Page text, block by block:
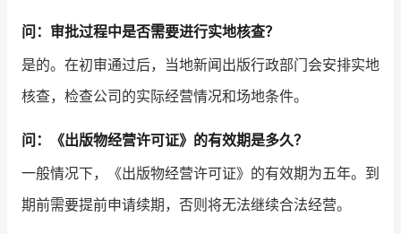
问：审批过程中是否需要进行实地核查？
是的。在初审通过后，当地新闻出版行政部门会安排实地
核查，检查公司的实际经营情况和场地条件。
问：《出版物经营许可证》的有效期是多久？
一般情况下，《出版物经营许可证》的有效期为五年。到
期前需要提前申请续期，否则将无法继续合法经营。